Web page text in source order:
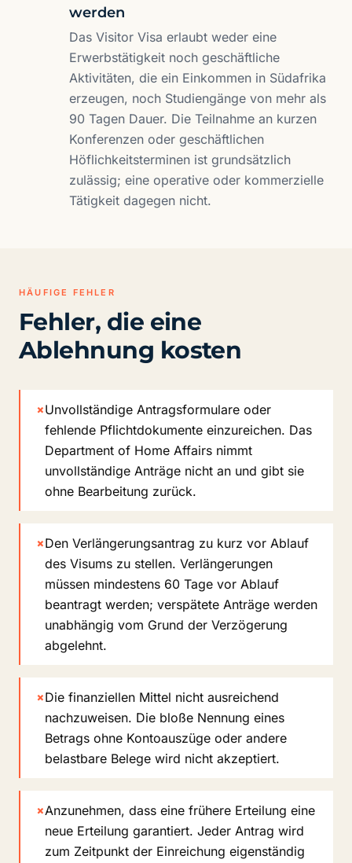
werden
Das Visitor Visa erlaubt weder eine
Erwerbstätigkeit noch geschäftliche
Aktivitäten, die ein Einkommen in Südafrika
erzeugen, noch Studiengänge von mehr als
90 Tagen Dauer. Die Teilnahme an kurzen
Konferenzen oder geschäftlichen
Höflichkeitsterminen ist grundsätzlich
zulässig; eine operative oder kommerzielle
Tätigkeit dagegen nicht.
HÄUFIGE FEHLER
Fehler, die eine
Ablehnung kosten
×Unvollständige Antragsformulare oder
fehlende Pflichtdokumente einzureichen. Das
Department of Home Affairs nimmt
unvollständige Anträge nicht an und gibt sie
ohne Bearbeitung zurück.
×Den Verlängerungsantrag zu kurz vor Ablauf
des Visums zu stellen. Verlängerungen
müssen mindestens 60 Tage vor Ablauf
beantragt werden; verspätete Anträge werden
unabhängig vom Grund der Verzögerung
abgelehnt.
×Die finanziellen Mittel nicht ausreichend
nachzuweisen. Die bloße Nennung eines
Betrags ohne Kontoauszüge oder andere
belastbare Belege wird nicht akzeptiert.
×Anzunehmen, dass eine frühere Erteilung eine
neue Erteilung garantiert. Jeder Antrag wird
zum Zeitpunkt der Einreichung eigenständig